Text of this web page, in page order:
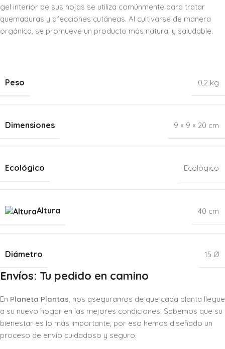
gel interior de sus hojas se utiliza comúnmente para tratar
quemaduras y afecciones cutáneas. Al cultivarse de manera
orgánica, se promueve un producto más natural y saludable.
Peso 0,2 kg
Dimensiones 9 × 9 × 20 cm
Ecológico Ecologico
Altura 40 cm
Diámetro 15 Ø
Envíos: Tu pedido en camino
En Planeta Plantas , nos aseguramos de que cada planta llegue
a su nuevo hogar en las mejores condiciones. Sabemos que su
bienestar es lo más importante, por eso hemos diseñado un
proceso de envío cuidadoso y seguro.